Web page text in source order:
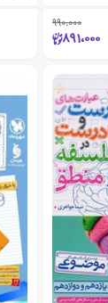
990،000
891،000